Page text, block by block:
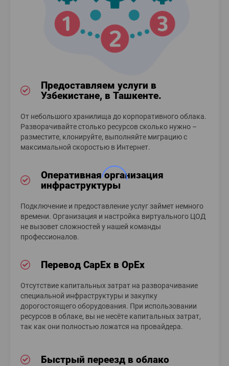
Предоставляем услуги в
Узбекистане, в Ташкенте.
От небольшого хранилища до корпоративного облака.
Разворачивайте столько ресурсов сколько нужно –
разместите, клонируйте, выполняйте миграцию с
максимальной скоростью в Интернет.
Оперативная организация
инфраструктуры
Подключение и предоставление услуг займет немного
времени. Организация и настройка виртуального ЦОД
не вызовет сложностей у нашей команды
профессионалов.
Перевод CapEx в OpEx
Отсутствие капитальных затрат на разворачивание
специальной инфраструктуры и закупку
дорогостоящего оборудования. При использовании
ресурсов в облаке, вы не несёте капитальных затрат,
так как они полностью ложатся на провайдера.
Быстрый переезд в облако